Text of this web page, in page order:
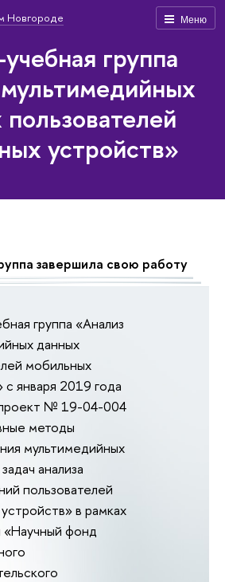
Меню
Новгороде
группа
устройств»
завершила свою работу
группа «Анализ
данных
мобильных
с января 2019 года
№ 19-04-004
методы
мультимедийных
анализа
пользователей
в рамках
фонд